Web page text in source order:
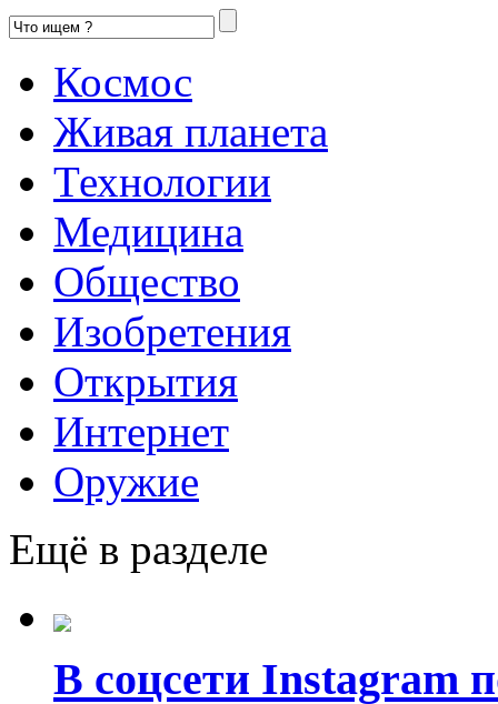
Космос
Живая планета
Технологии
Медицина
Общество
Изобретения
Открытия
Интернет
Оружие
Ещё в разделе
В соцсети Instagram